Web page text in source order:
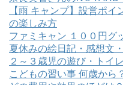
【雨 キャンプ】設営ポ
の楽しみ方
ファミキャン １００円グ
夏休みの絵日記・感想文
２～３歳児の遊び・トイ
こどもの習い事 何歳から